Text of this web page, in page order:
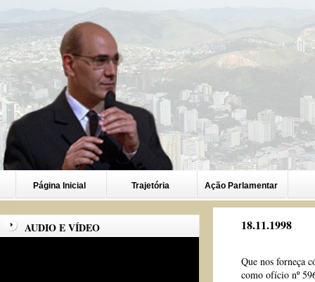
Página Inicial Trajetória Ação Parlamentar
AUDIO E VÍDEO 18.11.1998
Que nos forneça
como ofício nº